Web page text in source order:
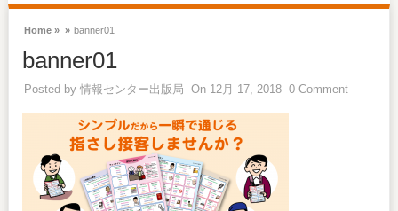
Home » » banner01
banner01
Posted by 情報センター出版局 On 12月 17, 2018 0 Comment